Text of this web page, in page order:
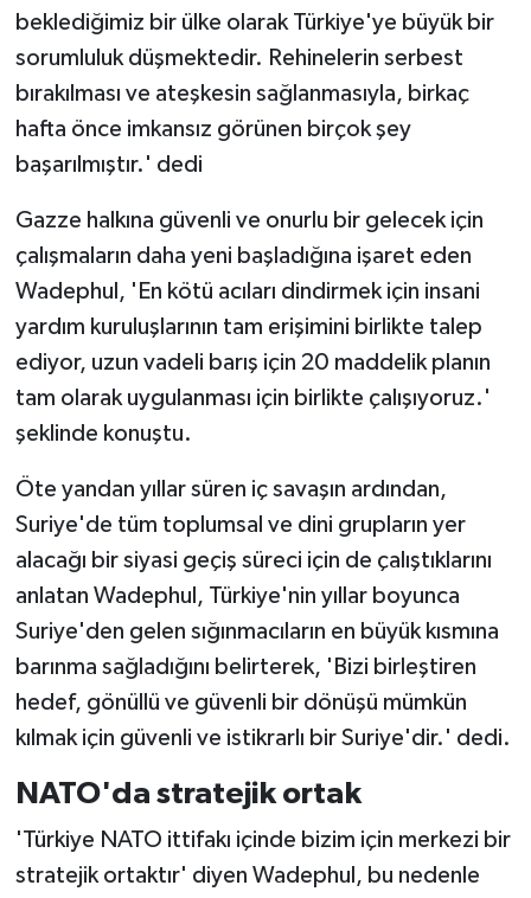
beklediğimiz bir ülke olarak Türkiye'ye büyük bir
sorumluluk düşmektedir. Rehinelerin serbest
bırakılması ve ateşkesin sağlanmasıyla, birkaç
hafta önce imkansız görünen birçok şey
başarılmıştır.' dedi
Gazze halkına güvenli ve onurlu bir gelecek için
çalışmaların daha yeni başladığına işaret eden
Wadephul, 'En kötü acıları dindirmek için insani
yardım kuruluşlarının tam erişimini birlikte talep
ediyor, uzun vadeli barış için 20 maddelik planın
tam olarak uygulanması için birlikte çalışıyoruz.'
şeklinde konuştu.
Öte yandan yıllar süren iç savaşın ardından,
Suriye'de tüm toplumsal ve dini grupların yer
alacağı bir siyasi geçiş süreci için de çalıştıklarını
anlatan Wadephul, Türkiye'nin yıllar boyunca
Suriye'den gelen sığınmacıların en büyük kısmına
barınma sağladığını belirterek, 'Bizi birleştiren
hedef, gönüllü ve güvenli bir dönüşü mümkün
kılmak için güvenli ve istikrarlı bir Suriye'dir.' dedi.
NATO'da stratejik ortak
'Türkiye NATO ittifakı içinde bizim için merkezi bir
stratejik ortaktır' diyen Wadephul, bu nedenle